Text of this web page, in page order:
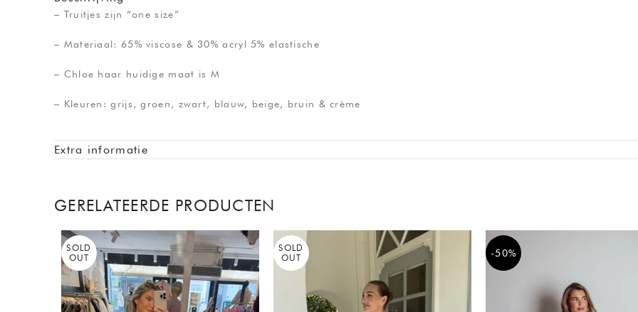
– Truitjes zijn “one size”
– Materiaal: 65% viscose & 30% acryl 5% elastische
– Chloe haar huidige maat is M
– Kleuren: grijs, groen, zwart, blauw, beige, bruin & crème
Extra informatie
GERELATEERDE PRODUCTEN
SOLD
OUT
SOLD
OUT
-50%